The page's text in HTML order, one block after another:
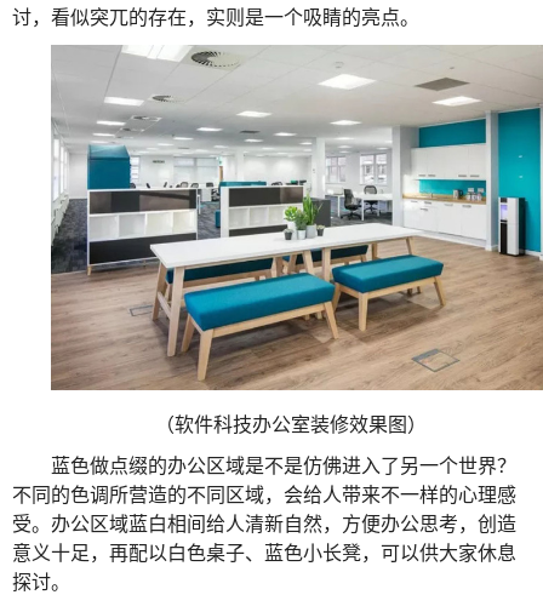
讨，看似突兀的存在，实则是一个吸睛的亮点。
（软件科技办公室装修效果图）
蓝色做点缀的办公区域是不是仿佛进入了另一个世界？
不同的色调所营造的不同区域，会给人带来不一样的心理感
受。办公区域蓝白相间给人清新自然，方便办公思考，创造
意义十足，再配以白色桌子、蓝色小长凳，可以供大家休息
探讨。